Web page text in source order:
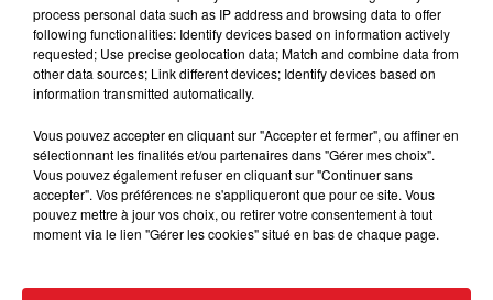
FIL D'ACTUS
process personal data such as IP address and browsing data to offer
following functionalities: Identify devices based on information actively
requested; Use precise geolocation data; Match and combine data from
other data sources; Link different devices; Identify devices based on
information transmitted automatically.
Vous pouvez accepter en cliquant sur "Accepter et fermer", ou affiner en
sélectionnant les finalités et/ou partenaires dans "Gérer mes choix".
Vous pouvez également refuser en cliquant sur "Continuer sans
accepter". Vos préférences ne s'appliqueront que pour ce site. Vous
pouvez mettre à jour vos choix, ou retirer votre consentement à tout
moment via le lien "Gérer les cookies" situé en bas de chaque page.